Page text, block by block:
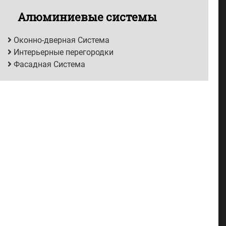
Алюминиевые системы
Оконно-дверная Система
Интерьерные перегородки
Фасадная Система